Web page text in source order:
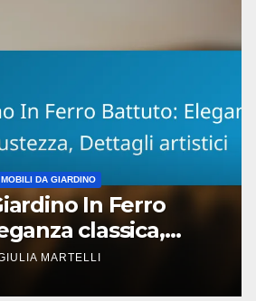
COSTI E LOGISTICA PER MOBILI DA GIARDINO
Mobili Da Giardino In
Risparmi significativi,
stagionali,
09/12/2025